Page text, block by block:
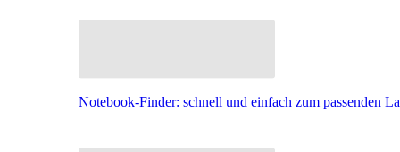
Notebook-Finder: schnell und einfach zum passenden